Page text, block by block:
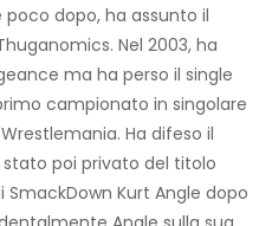
dopo, ha assunto il
Nel 2003, ha
ma ha perso il single
campionato in singolare
Ha difeso il
poi privato del titolo
Kurt Angle dopo